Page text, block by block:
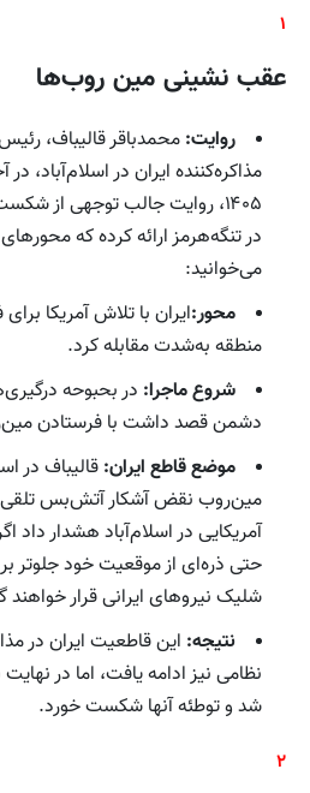
۱
عقب نشینی مین روب‌ها
روایت: محمدباقر قالیباف،
مذاکره‌کننده ایران در اسلام‌آباد،
۱۴۰۵، روایت جالب توجهی از
در تنگه‌هرمز ارائه کرده‌ که
می‌خوانید:
محور:ایران با تلاش آمریکا
منطقه به‌شدت مقابله کرد.
شروع ماجرا: در بحبوحه
دشمن قصد داشت با فرستادن
موضع قاطع ایران: قالیباف در
مین‌روب نقض آشکار آتش‌بس
آمریکایی در اسلام‌آباد هشدار داد
حتی ذره‌ای از موقعیت خود جلوتر
شلیک نیروهای ایرانی قرار
نتیجه: این قاطعیت ایران در
نظامی نیز ادامه یافت، اما در
شد و توطئه آنها شکست خورد.
۲